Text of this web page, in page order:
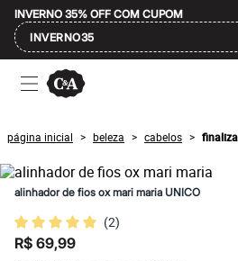
INVERNO 35% OFF COM CUPOM
INVERNO35
Ofertas
Compre por Departamento
Masculino
Infantil
Calçados
Mindse7
Plus Size
Até 20% off
Até 40% off
Até 60% off
página inicial > beleza > cabelos >
alinhador de fios ox mari maria UNICO
(2)
R$ 69,99